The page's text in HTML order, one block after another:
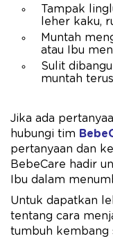
Tampak
leher kaku,
Muntah
atau Ibu
Sulit
muntah
Jika ada
hubungi tim
pertanyaan dan
BebeCare hadir
Ibu dalam
Untuk dapatkan
tentang cara
tumbuh kembang